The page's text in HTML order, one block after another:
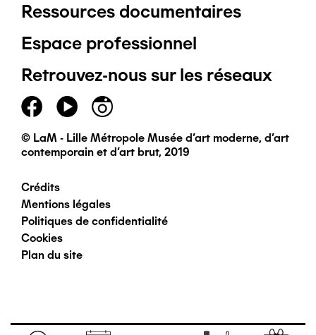
Pied
de
page
principal
Ressources documentaires
Espace professionnel
Retrouvez-nous sur les réseaux
© LaM - Lille Métropole Musée d'art moderne, d'art
contemporain et d'art brut, 2019
Pied
de
page
Crédits
Mentions légales
Politiques de confidentialité
Cookies
Plan du site